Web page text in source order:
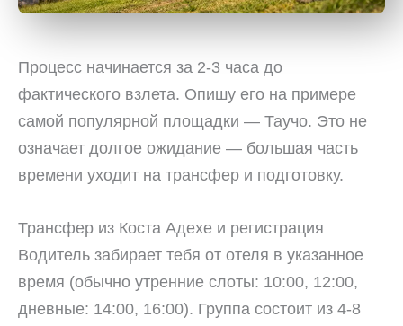
Процесс начинается за 2-3 часа до
фактического взлета. Опишу его на примере
самой популярной площадки — Таучо. Это не
означает долгое ожидание — большая часть
времени уходит на трансфер и подготовку.
Трансфер из Коста Адехе и регистрация
Водитель забирает тебя от отеля в указанное
время (обычно утренние слоты: 10:00, 12:00,
дневные: 14:00, 16:00). Группа состоит из 4-8